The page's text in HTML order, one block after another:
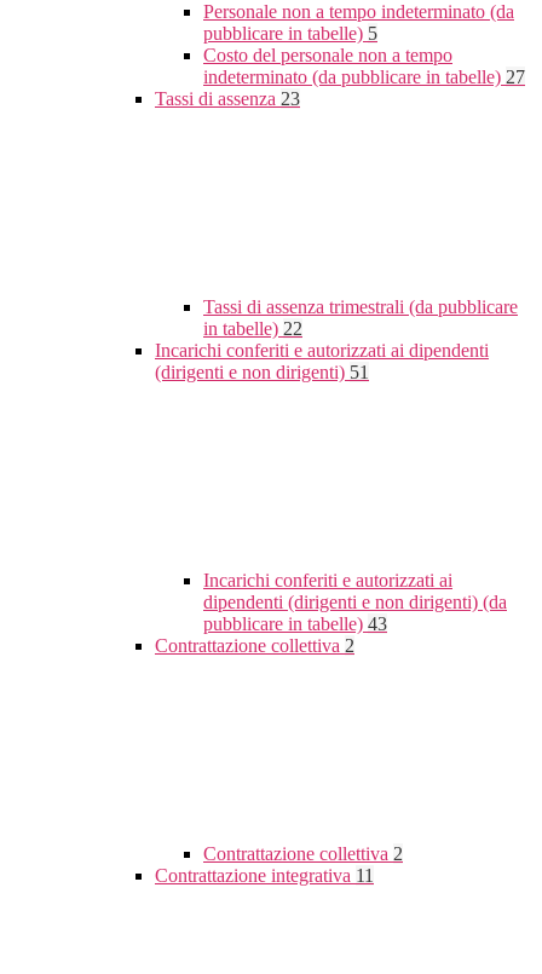
Personale non a tempo indeterminato (da
pubblicare in tabelle) 5
Costo del personale non a tempo
indeterminato (da pubblicare in tabelle) 27
Tassi di assenza 23
Tassi di assenza trimestrali (da pubblicare
in tabelle) 22
Incarichi conferiti e autorizzati ai dipendenti
(dirigenti e non dirigenti) 51
Incarichi conferiti e autorizzati ai
dipendenti (dirigenti e non dirigenti) (da
pubblicare in tabelle) 43
Contrattazione collettiva 2
Contrattazione collettiva 2
Contrattazione integrativa 11